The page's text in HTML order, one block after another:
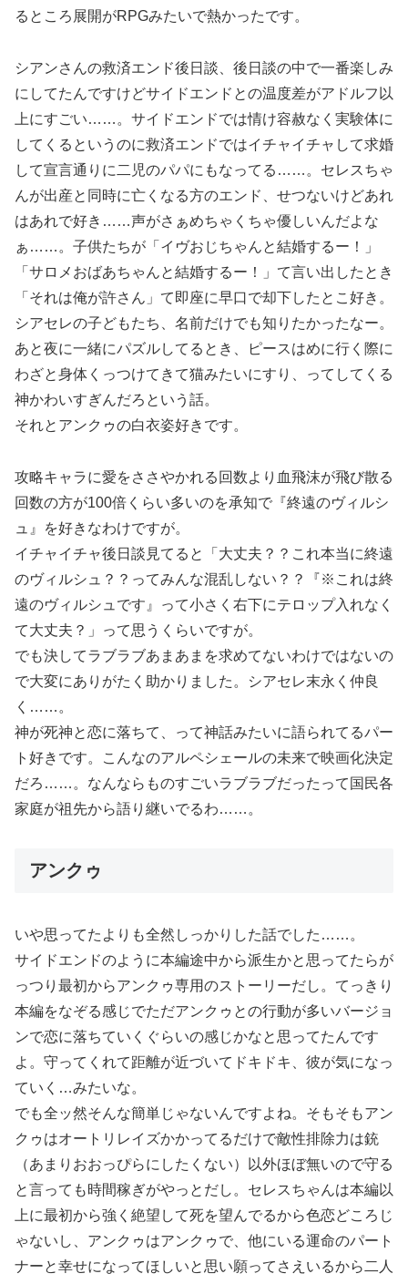
るところ展開がRPGみたいで熱かったです。
シアンさんの救済エンド後日談、後日談の中で一番楽しみ
にしてたんですけどサイドエンドとの温度差がアドルフ以
上にすごい……。サイドエンドでは情け容赦なく実験体に
してくるというのに救済エンドではイチャイチャして求婚
して宣言通りに二児のパパにもなってる……。セレスちゃ
んが出産と同時に亡くなる方のエンド、せつないけどあれ
はあれで好き……声がさぁめちゃくちゃ優しいんだよな
ぁ……。子供たちが「イヴおじちゃんと結婚するー！」
「サロメおばあちゃんと結婚するー！」て言い出したとき
「それは俺が許さん」て即座に早口で却下したとこ好き。
シアセレの子どもたち、名前だけでも知りたかったなー。
あと夜に一緒にパズルしてるとき、ピースはめに行く際に
わざと身体くっつけてきて猫みたいにすり、ってしてくる
神かわいすぎんだろという話。
それとアンクゥの白衣姿好きです。
攻略キャラに愛をささやかれる回数より血飛沫が飛び散る
回数の方が100倍くらい多いのを承知で『終遠のヴィルシ
ュ』を好きなわけですが。
イチャイチャ後日談見てると「大丈夫？？これ本当に終遠
のヴィルシュ？？ってみんな混乱しない？？『※これは終
遠のヴィルシュです』って小さく右下にテロップ入れなく
て大丈夫？」って思うくらいですが。
でも決してラブラブあまあまを求めてないわけではないの
で大変にありがたく助かりました。シアセレ末永く仲良
く……。
神が死神と恋に落ちて、って神話みたいに語られてるパー
ト好きです。こんなのアルペシェールの未来で映画化決定
だろ……。なんならものすごいラブラブだったって国民各
家庭が祖先から語り継いでるわ……。
アンクゥ
いや思ってたよりも全然しっかりした話でした……。
サイドエンドのように本編途中から派生かと思ってたらが
っつり最初からアンクゥ専用のストーリーだし。てっきり
本編をなぞる感じでただアンクゥとの行動が多いバージョ
ンで恋に落ちていくぐらいの感じかなと思ってたんです
よ。守ってくれて距離が近づいてドキドキ、彼が気になっ
ていく…みたいな。
でも全ッ然そんな簡単じゃないんですよね。そもそもアン
クゥはオートリレイズかかってるだけで敵性排除力は銃
（あまりおおっぴらにしたくない）以外ほぼ無いので守る
と言っても時間稼ぎがやっとだし。セレスちゃんは本編以
上に最初から強く絶望して死を望んでるから色恋どころじ
ゃないし、アンクゥはアンクゥで、他にいる運命のパート
ナーと幸せになってほしいと思い願ってさえいるから二人